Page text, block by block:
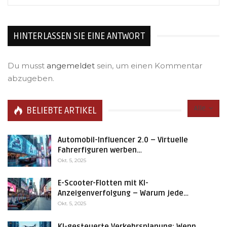
HINTERLASSEN SIE EINE ANTWORT
Du musst angemeldet sein, um einen Kommentar
abzugeben.
Alle
BELIEBTE ARTIKEL
Automobil-Influencer 2.0 – Virtuelle
Fahrerfiguren werben…
Okt. 5, 2025
E-Scooter-Flotten mit KI-
Anzeigenverfolgung – Warum jede…
Okt. 5, 2025